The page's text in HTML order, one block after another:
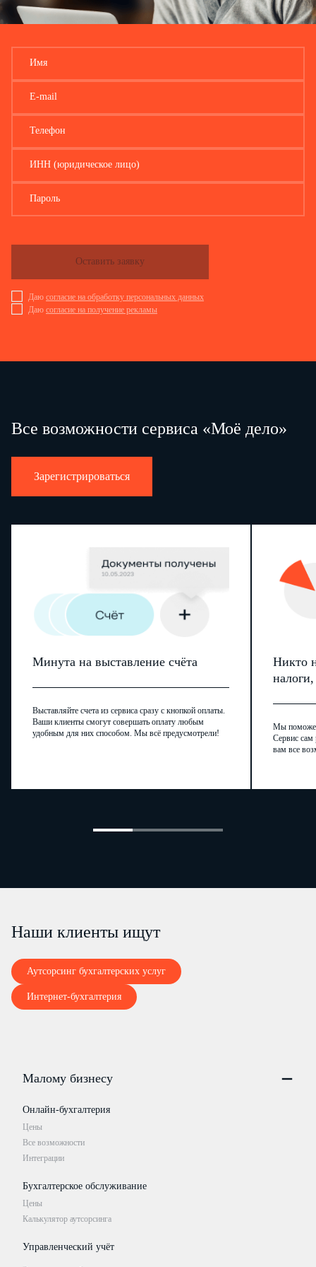
Имя
E-mail
Телефон
ИНН (юридическое лицо)
Пароль
Даю согласие на обработку персональных данных
Даю согласие на получение рекламы
Оставить заявку
Все возможности сервиса «Моё дело»
Зарегистрироваться
Минута на выставление счёта
Выставляйте счета из сервиса сразу с кнопкой оплаты.
Ваши клиенты смогут совершать оплату любым
удобным для них способом. Мы всё предусмотрели!
Никто
Мы
Сервис сам
вам все
Наши клиенты ищут
Аутсорсинг бухгалтерских услуг
Интернет-бухгалтерия
Малому бизнесу
Онлайн-бухгалтерия
Цены
Все возможности
Интеграции
Бухгалтерское обслуживание
Цены
Калькулятор аутсорсинга
Управленческий учёт